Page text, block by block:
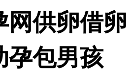
网供卵借卵
孕包男孩